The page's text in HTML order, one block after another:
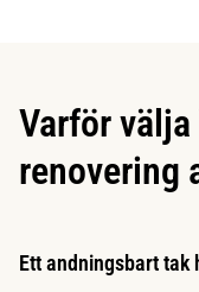
Varför
renovering
Ett andningsbart tak